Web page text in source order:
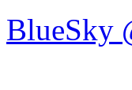
BlueSky